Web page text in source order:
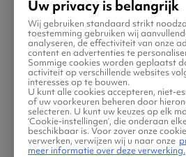
De beste
Vliegvelden
Uw privacy is belangrijk
Wij gebruiken standaard strikt
toestemming gebruiken wij
analyseren, de effectiviteit van onze
content en advertenties te
Sommige cookies worden geplaatst
activiteit op verschillende websites
interesses op te bouwen.
U kunt alle cookies accepteren, niet-
of uw voorkeuren beheren door
selecteren. U kunt uw keuzes op elk
‘Cookie-instellingen’, die onderaan
beschikbaar is. Voor zover onze
verwerken, verwijzen wij u naar onze
meer informatie over deze verwerking.